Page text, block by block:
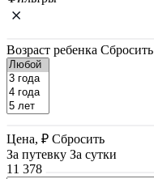
Возраст ребенка Сбросить
Цена, ₽ Сбросить
За путевку За сутки
11 378